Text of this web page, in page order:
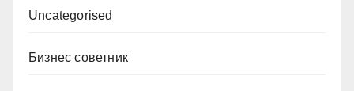
Uncategorised
Бизнес советник